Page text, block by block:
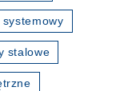
systemowy
stalowe